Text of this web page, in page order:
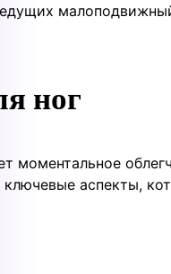
ног
моментальное
аспекты,